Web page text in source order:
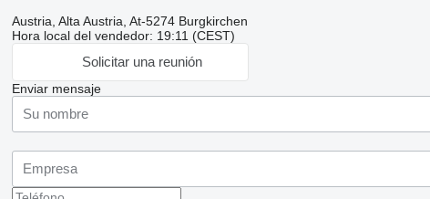
Austria, Alta Austria, At-5274 Burgkirchen
Hora local del vendedor: 19:11 (CEST)
Solicitar una reunión
Enviar mensaje